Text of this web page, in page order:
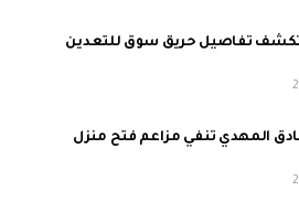
تكشف تفاصيل حريق سوق للتعدين
المهدي تنفي مزاعم فتح منزل